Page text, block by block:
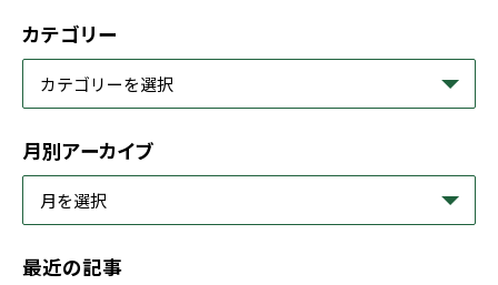
カテゴリー
月別アーカイブ
最近の記事